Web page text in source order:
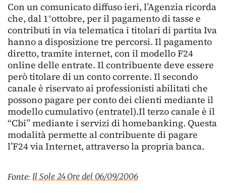
Con un comunicato diffuso ieri, l’Agenzia ricorda
che, dal 1°ottobre, per il pagamento di tasse e
contributi in via telematica i titolari di partita Iva
hanno a disposizione tre percorsi. Il pagamento
diretto, tramite internet, con il modello F24
online delle entrate. Il contribuente deve essere
però titolare di un conto corrente. Il secondo
canale è riservato ai professionisti abilitati che
possono pagare per conto dei clienti mediante il
modello cumulativo (entratel).Il terzo canale è il
“Cbi” mediante i servizi di homebanking. Questa
modalità permette al contribuente di pagare
l’F24 via Internet, attraverso la propria banca.
Fonte: Il Sole 24 Ore del 06/09/2006